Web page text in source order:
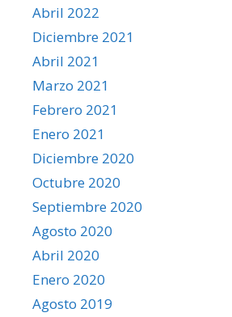
Abril 2022
Diciembre 2021
Abril 2021
Marzo 2021
Febrero 2021
Enero 2021
Diciembre 2020
Octubre 2020
Septiembre 2020
Agosto 2020
Abril 2020
Enero 2020
Agosto 2019